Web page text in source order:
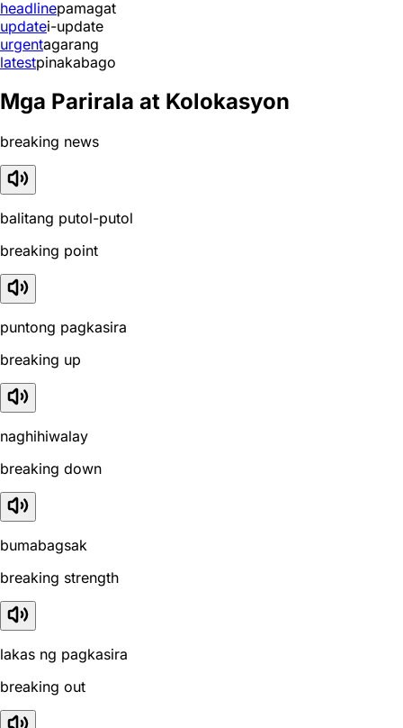
headlinepamagat
updatei-update
urgentagarang
latestpinakabago
Mga Parirala at Kolokasyon
breaking news
balitang putol-putol
breaking point
puntong pagkasira
breaking up
naghihiwalay
breaking down
bumabagsak
breaking strength
lakas ng pagkasira
breaking out